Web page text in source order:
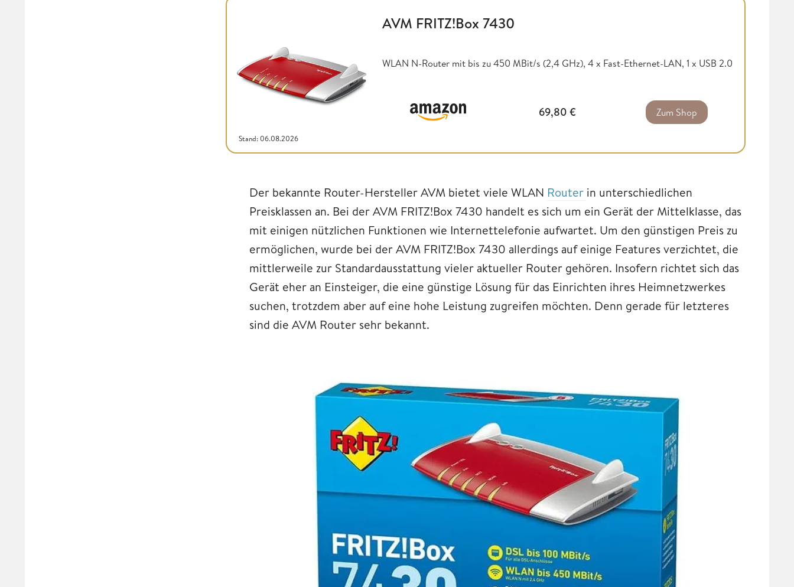
Stand: 06.08.2026
AVM FRITZ!Box 7430
WLAN N-Router mit bis zu 450 MBit/s (2,4 GHz), 4 x Fast-Ethernet-LAN, 1 x USB 2.0
69,80 € Zum Shop
Der bekannte Router-Hersteller AVM bietet viele WLAN Router in unterschiedlichen
Preisklassen an. Bei der AVM FRITZ!Box 7430 handelt es sich um ein Gerät der Mittelklasse, das
mit einigen nützlichen Funktionen wie Internettelefonie aufwartet. Um den günstigen Preis zu
ermöglichen, wurde bei der AVM FRITZ!Box 7430 allerdings auf einige Features verzichtet, die
mittlerweile zur Standardausstattung vieler aktueller Router gehören. Insofern richtet sich das
Gerät eher an Einsteiger, die eine günstige Lösung für das Einrichten ihres Heimnetzwerkes
suchen, trotzdem aber auf eine hohe Leistung zugreifen möchten. Denn gerade für letzteres
sind die AVM Router sehr bekannt.